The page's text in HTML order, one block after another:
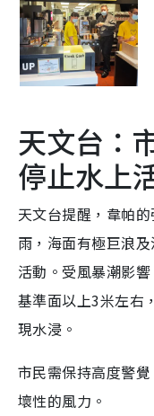
天文台：
停止水上
天文台提醒，韋帕
雨，海面有極巨浪
活動。受風暴潮影
基準面以上3米左右
現水浸。
市民需保持高度警
壞性的風力。